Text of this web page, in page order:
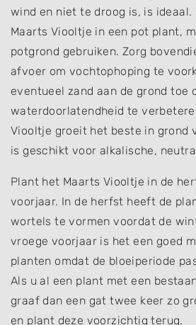
wind en niet te droog is, is ideaal.
Maarts Viooltje in een pot plant,
potgrond gebruiken. Zorg
afvoer om vochtophoping te
eventueel zand aan de grond toe
waterdoorlatendheid te
Viooltje groeit het beste in grond
is geschikt voor alkalische,
Plant het Maarts Viooltje in de
voorjaar. In de herfst heeft de
wortels te vormen voordat de
vroege voorjaar is het een goed
planten omdat de bloeiperiode
Als u al een plant met een
graaf dan een gat twee keer zo
en plant deze voorzichtig terug.